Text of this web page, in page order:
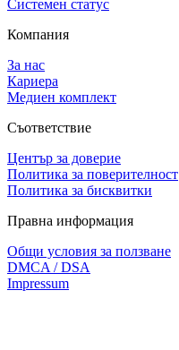
Системен статус
Компания
За нас
Кариера
Медиен комплект
Съответствие
Център за доверие
Политика за поверителност
Политика за бисквитки
Правна информация
Общи условия за ползване
DMCA / DSA
Impressum